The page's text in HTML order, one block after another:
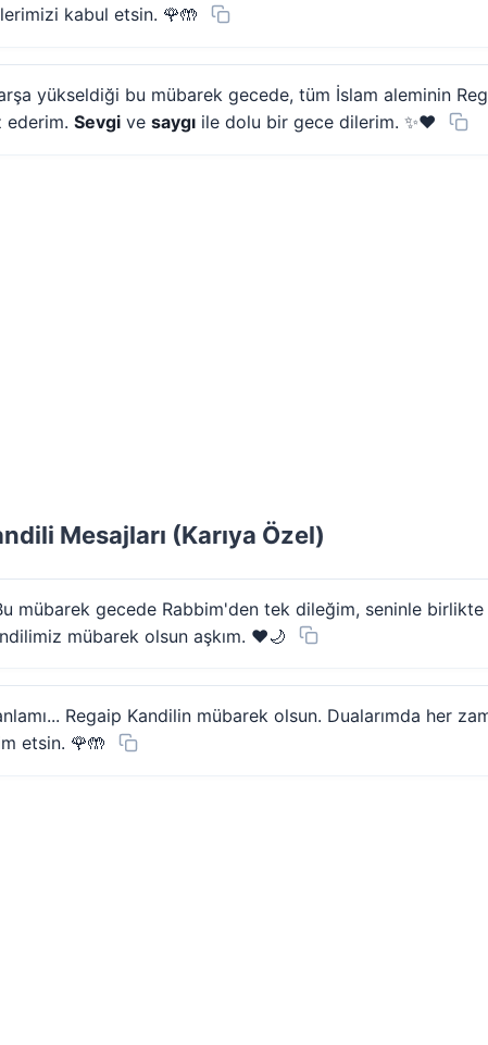
kabul etsin. 🌹🤲
yükseldiği bu mübarek gecede, tüm İslam aleminin
ederim. Sevgi ve saygı ile dolu bir gece dilerim. ✨❤️
Mesajları (Karıya Özel)
mübarek gecede Rabbim'den tek dileğim, seninle
mübarek olsun aşkım. ❤️🌙
Regaip Kandilin mübarek olsun. Dualarımda her
etsin. 🌹🤲